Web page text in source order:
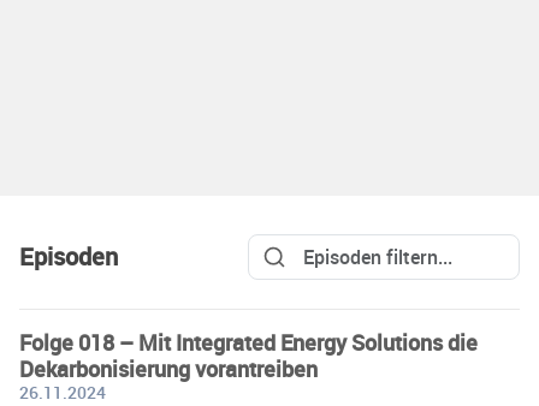
Episoden
Folge 018 – Mit Integrated Energy Solutions die
Dekarbonisierung vorantreiben
26.11.2024